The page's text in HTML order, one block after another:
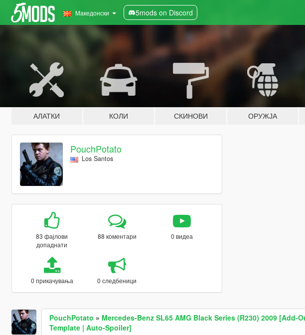
Македонски 5mods on Discord
АЛАТКИ КОЛИ СКИНОВИ ОРУЖЈА
PouchPotato
Los Santos
83 фајлови
допаднати
88 коментари 0 видеа
0 прикачувања 0 следбеници
PouchPotato » Mercedes-Benz SL65 AMG Black Series (R230) 2009 [Add-
Template | Auto-Spoiler]